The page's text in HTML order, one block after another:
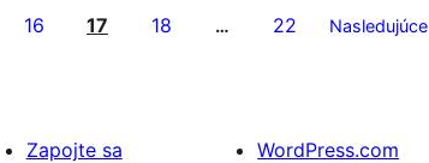
16 17 18 … 22 Nasledujúce
Zapojte sa
WordPress.com